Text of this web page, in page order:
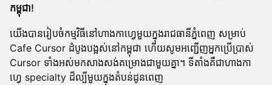
កម្ពុជា!
យើងបានរៀបចំកម្មវិធីនៅហាងកាហ្វេមួយក្នុងរាជធានីភ្នំពេញ សម្រាប់
Cafe Cursor ដំបូងបង្អស់នៅកម្ពុជា ហើយសូមអញ្ជើញអ្នកប្រើប្រាស់
Cursor ទាំងអស់មកសាងសង់គម្រោងជាមួយគ្នា។ ទីតាំងគឺជាហាងកា
ហ្វេ specialty ដ៏ល្បីមួយក្នុងតំបន់ដូនពេញ